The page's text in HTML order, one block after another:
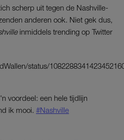
scherp uit tegen de Nashville-
anderen ook. Niet gek dus,
inmiddels trending op Twitter
status/
voordeel: een hele tijdlijn
ik mooi. #Nashville